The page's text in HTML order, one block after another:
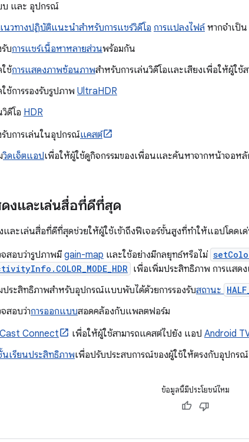
บ และ อุปกรณ์
นวทางปฏิบัติแนะนำสำหรับการแชร์วิดีโอ การแปลงไฟล์หากจำเป็น
บการแชร์เนื้อหาหลายส่วนพร้อมกัน
ใช้การแสดงภาพซ้อนภาพสำหรับการเล่นวิดีโอและเสียงเพื่อให้ผู้ใช้
ใช้การรองรับรูปภาพ UltraHDR
ดีโอ HDR
รับการเล่นในอุปกรณ์แคสต์
วิดเจ็ตแอปเพื่อให้ผู้ใช้ดูกิจกรรมของเพื่อนและค้นหาจากหน้าจอหลั
งและเล่นสื่อที่ดีที่สุด
ละเล่นสื่อที่ดีที่สุดช่วยให้ผู้ใช้เข้าถึงฟีเจอร์ขั้นสูงที่ทําให้แอปโดดเ
จสอบว่ารูปภาพมีgain-map และใช้อย่างมีกลยุทธ์หรือไม่
เพื่อเพิ่มประสิทธิภาพ การแสด
ประสิทธิภาพสำหรับอุปกรณ์แบบพับได้ด้วยการรองรับสถานะ
สอบว่าการออกแบบสอดคล้องกับแพลตฟอร์ม
Cast Connect เพื่อให้ผู้ใช้สามารถแคสต์ไปยัง แอป Android
นเรียนประสิทธิภาพเพื่อปรับประสบการณ์ของผู้ใช้ให้ตรงกับอุปกรณ์
ข้อมูลนี้มีประโยชน์ไหม